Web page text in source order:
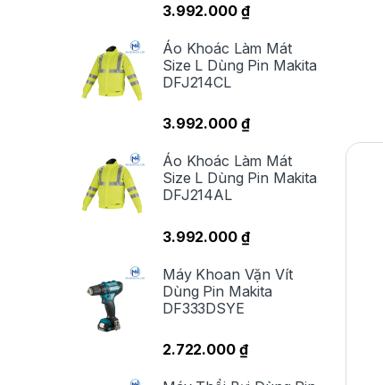
3.992.000 ₫
Áo Khoác Làm Mát
Size L Dùng Pin Makita
DFJ214CL
3.992.000 ₫
Áo Khoác Làm Mát
Size L Dùng Pin Makita
DFJ214AL
3.992.000 ₫
Máy Khoan Vặn Vít
Dùng Pin Makita
DF333DSYE
2.722.000 ₫